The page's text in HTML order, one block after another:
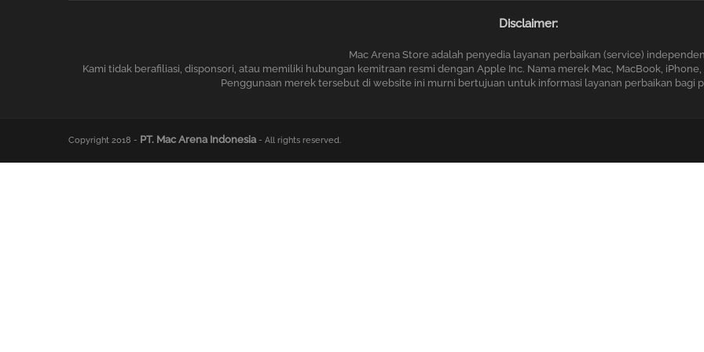
Disclaimer:
Mac Arena Store adalah penyedia layanan perbaikan (service)
Kami tidak berafiliasi, disponsori, atau memiliki hubungan kemitraan resmi dengan Apple Inc. Nama merek Mac, MacBook,
Penggunaan merek tersebut di website ini murni bertujuan untuk informasi layanan perbaikan bagi
Copyright 2018 - PT. Mac Arena Indonesia - All rights reserved.